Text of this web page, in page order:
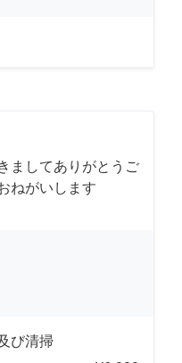
ましてありがとうご
ねがいします
び清掃